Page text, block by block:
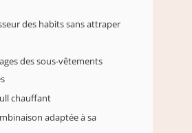
des habits sans attraper
des sous-vêtements
chauffant
adaptée à sa